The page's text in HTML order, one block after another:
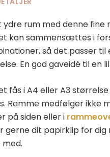
ydre rum med denne fine
kan sammensættes i
så det passer til
En god gaveidé til en
fås i A4 eller A3
Ramme medfølger ikke
på siden eller i
gerne dit papirklip for dig